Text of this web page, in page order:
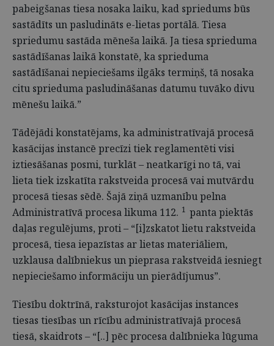
pabeigšanas tiesa nosaka laiku, kad spriedums būs
sastādīts un pasludināts e-lietas portālā. Tiesa
spriedumu sastāda mēneša laikā. Ja tiesa sprieduma
sastādīšanas laikā konstatē, ka sprieduma
sastādīšanai nepieciešams ilgāks termiņš, tā nosaka
citu sprieduma pasludināšanas datumu tuvāko divu
mēnešu laikā.”
Tādējādi konstatējams, ka administratīvajā procesā
kasācijas instancē precīzi tiek reglamentēti visi
iztiesāšanas posmi, turklāt – neatkarīgi no tā, vai
lieta tiek izskatīta rakstveida procesā vai mutvārdu
procesā tiesas sēdē. Šajā ziņā uzmanību pelna
Administratīvā procesa likuma 112. 1 panta piektās
daļas regulējums, proti – “[i]zskatot lietu rakstveida
procesā, tiesa iepazīstas ar lietas materiāliem,
uzklausa dalībniekus un pieprasa rakstveidā iesniegt
nepieciešamo informāciju un pierādījumus”.
Tiesību doktrīnā, raksturojot kasācijas instances
tiesas tiesības un rīcību administratīvajā procesā
tiesā, skaidrots – “[..] pēc procesa dalībnieka lūguma